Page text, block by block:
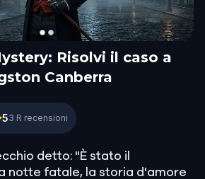
Risolvi il caso a
Canberra
il caso a Kingston
53 R recensioni
detto: "È stato il
notte fatale, la storia d'amore